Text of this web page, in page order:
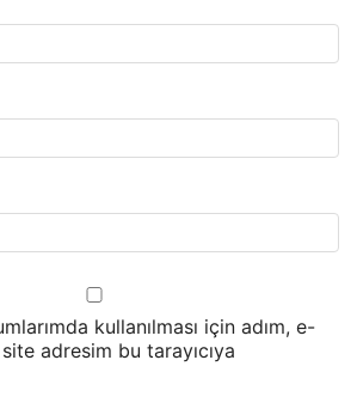
kullanılması için adım, e-
adresim bu tarayıcıya